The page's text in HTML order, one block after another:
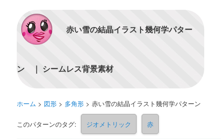
赤い雪の結晶イラスト幾何学パター
ン ｜ シームレス背景素材
ホーム > 図形 > 多角形 >赤い雪の結晶イラスト幾何学パターン
このパターンのタグ: ジオメトリック 赤